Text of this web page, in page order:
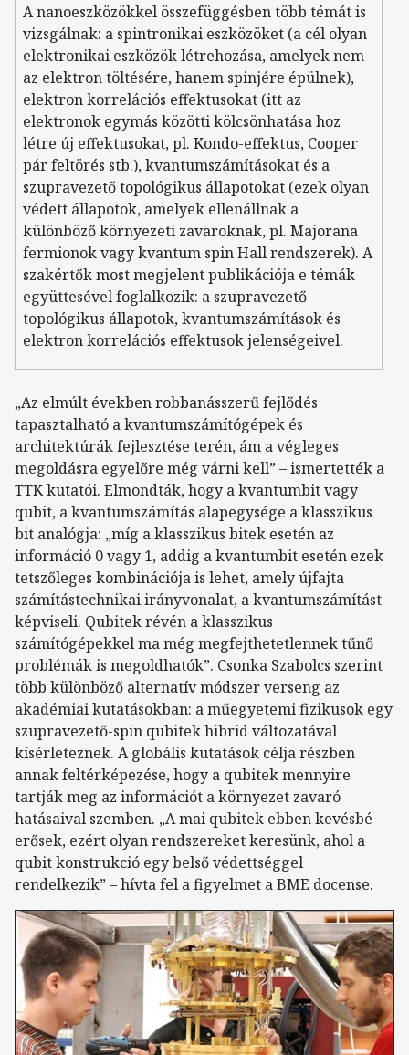
A nanoeszközökkel összefüggésben több témát is
vizsgálnak: a spintronikai eszközöket (a cél olyan
elektronikai eszközök létrehozása, amelyek nem
az elektron töltésére, hanem spinjére épülnek),
elektron korrelációs effektusokat (itt az
elektronok egymás közötti kölcsönhatása hoz
létre új effektusokat, pl. Kondo-effektus, Cooper
pár feltörés stb.), kvantumszámításokat és a
szupravezető topológikus állapotokat (ezek olyan
védett állapotok, amelyek ellenállnak a
különböző környezeti zavaroknak, pl. Majorana
fermionok vagy kvantum spin Hall rendszerek). A
szakértők most megjelent publikációja e témák
együttesével foglalkozik: a szupravezető
topológikus állapotok, kvantumszámítások és
elektron korrelációs effektusok jelenségeivel.
„Az elmúlt években robbanásszerű fejlődés
tapasztalható a kvantumszámítógépek és
architektúrák fejlesztése terén, ám a végleges
megoldásra egyelőre még várni kell” – ismertették a
TTK kutatói. Elmondták, hogy a kvantumbit vagy
qubit, a kvantumszámítás alapegysége a klasszikus
bit analógja: „míg a klasszikus bitek esetén az
információ 0 vagy 1, addig a kvantumbit esetén ezek
tetszőleges kombinációja is lehet, amely újfajta
számítástechnikai irányvonalat, a kvantumszámítást
képviseli. Qubitek révén a klasszikus
számítógépekkel ma még megfejthetetlennek tűnő
problémák is megoldhatók”. Csonka Szabolcs szerint
több különböző alternatív módszer verseng az
akadémiai kutatásokban: a műegyetemi fizikusok egy
szupravezető-spin qubitek hibrid változatával
kísérleteznek. A globális kutatások célja részben
annak feltérképezése, hogy a qubitek mennyire
tartják meg az információt a környezet zavaró
hatásaival szemben. „A mai qubitek ebben kevésbé
erősek, ezért olyan rendszereket keresünk, ahol a
qubit konstrukció egy belső védettséggel
rendelkezik” – hívta fel a figyelmet a BME docense.